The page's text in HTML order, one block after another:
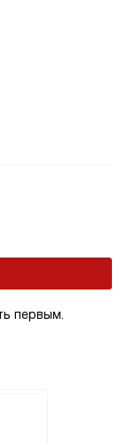
первым.